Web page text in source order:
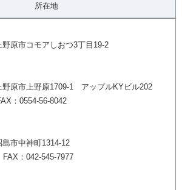
所在地
原市コモアしおつ3丁目19-2
原市上野原1709-1 アップルKYビル202
：0554-56-8042
市中神町1314-12
：042-545-7977